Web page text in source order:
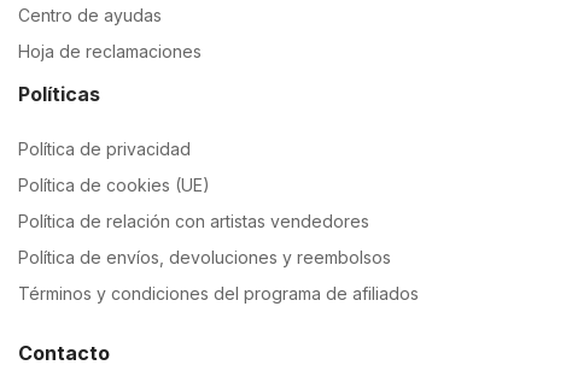
Centro de ayudas
Hoja de reclamaciones
Políticas
Política de privacidad
Política de cookies (UE)
Política de relación con artistas vendedores
Política de envíos, devoluciones y reembolsos
Términos y condiciones del programa de afiliados
Contacto